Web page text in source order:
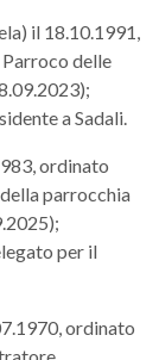
il 18.10.1991,
delle
a Sadali.
ordinato
parrocchia
per il
ordinato